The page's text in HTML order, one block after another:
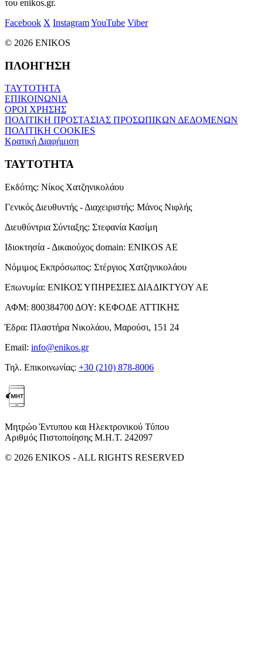
του enikos.gr.
Facebook X InstagramYouTube Viber
© 2026 ENIKOS
ΠΛΟΗΓΗΣΗ
ΤΑΥΤΟΤΗΤΑ
ΕΠΙΚΟΙΝΩΝΙΑ
ΟΡΟΙ ΧΡΗΣΗΣ
ΠΟΛΙΤΙΚΗ ΠΡΟΣΤΑΣΙΑΣ ΠΡΟΣΩΠΙΚΩΝ ΔΕΔΟΜΕΝΩΝ
ΠΟΛΙΤΙΚΗ COOKIES
Κρατική Διαφήμιση
ΤΑΥΤΟΤΗΤΑ
Εκδότης: Νίκος Χατζηνικολάου
Γενικός Διευθυντής - Διαχειριστής: Μάνος Νιφλής
Διευθύντρια Σύνταξης: Στεφανία Κασίμη
Ιδιοκτησία - Δικαιούχος domain: ENIKOS AE
Νόμιμος Εκπρόσωπος: Στέργιος Χατζηνικολάου
Επωνυμία: ΕΝΙΚΟΣ ΥΠΗΡΕΣΙΕΣ ΔΙΑΔΙΚΤΥΟΥ ΑΕ
ΑΦΜ: 800384700 ΔΟΥ: ΚΕΦΟΔΕ ΑΤΤΙΚΗΣ
Έδρα: Πλαστήρα Νικολάου, Μαρούσι, 151 24
Email: info@enikos.gr
Τηλ. Επικοινωνίας: +30 (210) 878-8006
Μητρώο Έντυπου και Ηλεκτρονικού Τύπου
Αριθμός Πιστοποίησης Μ.Η.Τ. 242097
© 2026 ENIKOS - ALL RIGHTS RESERVED